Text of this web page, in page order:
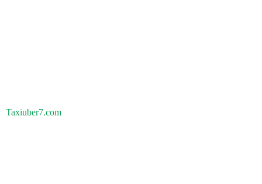
Taxiuber7.com